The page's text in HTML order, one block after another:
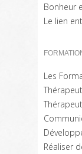
Bonheur
Le lien
Les
Réaliser